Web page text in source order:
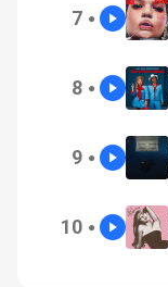
7 ●
8 ●
9 ●
10 ●